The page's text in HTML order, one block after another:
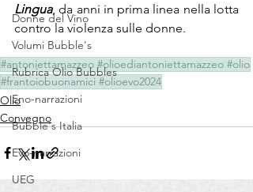
Donne del Vino
Volumi Bubble's
Rubrica Olio Bubbles
Eno-narrazioni
Bubble's Italia
Evo-narrazioni
UEG
Lingua, da anni in prima linea nella lotta
contro la violenza sulle donne.
#antoniettamazzeo #olioediantoniettamazzeo #olio
#frantoiobuonamici #olioevo2024
Olio
Convegno